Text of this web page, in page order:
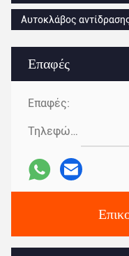
Επαφές
Επαφές:
Τηλεφώνημα:
Αυτοκλάβος